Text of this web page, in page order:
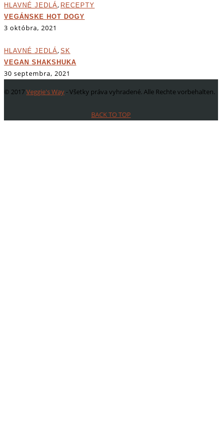
HLAVNÉ JEDLÁ, RECEPTY
VEGÁNSKE HOT DOGY
3 októbra, 2021
HLAVNÉ JEDLÁ, SK
VEGAN SHAKSHUKA
30 septembra, 2021
© 2017Veggie's Way - Všetky práva vyhradené. Alle Rechte vorbehalten.
BACK TO TOP